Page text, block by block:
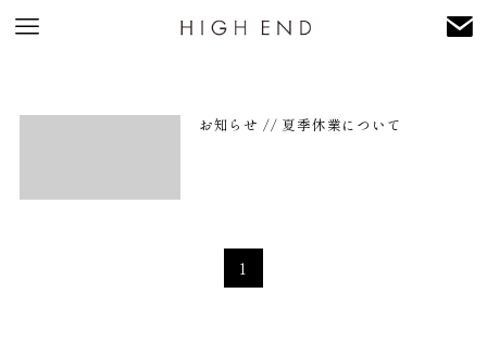
お知らせ // 夏季休業について
1